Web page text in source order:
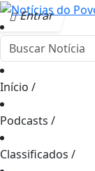
Entrar
Início /
Podcasts /
Classificados /